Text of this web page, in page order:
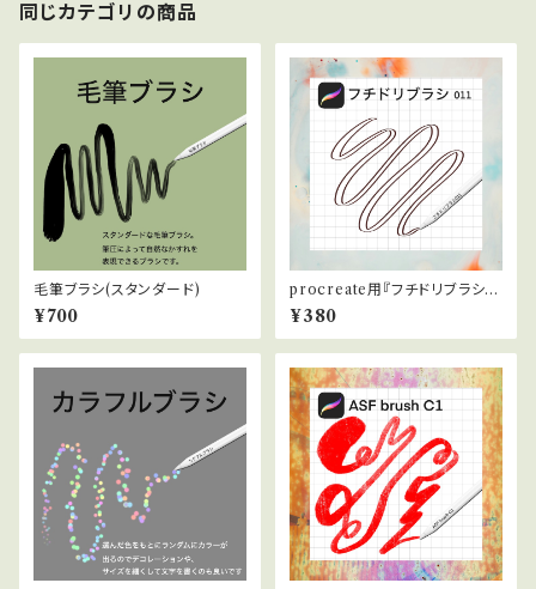
同じカテゴリの商品
毛筆ブラシ(スタンダード)
¥700
procreate用『フチドリブラシ白
011』
¥380